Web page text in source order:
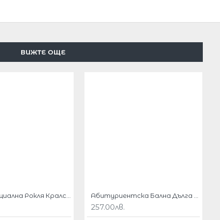
ВИЖТЕ ОЩЕ
257.00лв.